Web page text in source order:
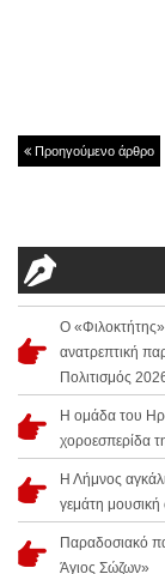
Προηγούμενο άρθρο
Ο
ανατρεπτική
Πολιτισμός
Η ομάδα του
χοροεσπερίδα
Η Λήμνος
γεμάτη
Παραδοσιακό
Άγιος Σώζων»